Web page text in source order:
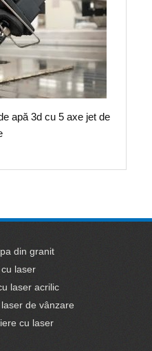
apă 3d cu 5 axe jet de
din granit
laser
laser acrilic
de vânzare
cu laser